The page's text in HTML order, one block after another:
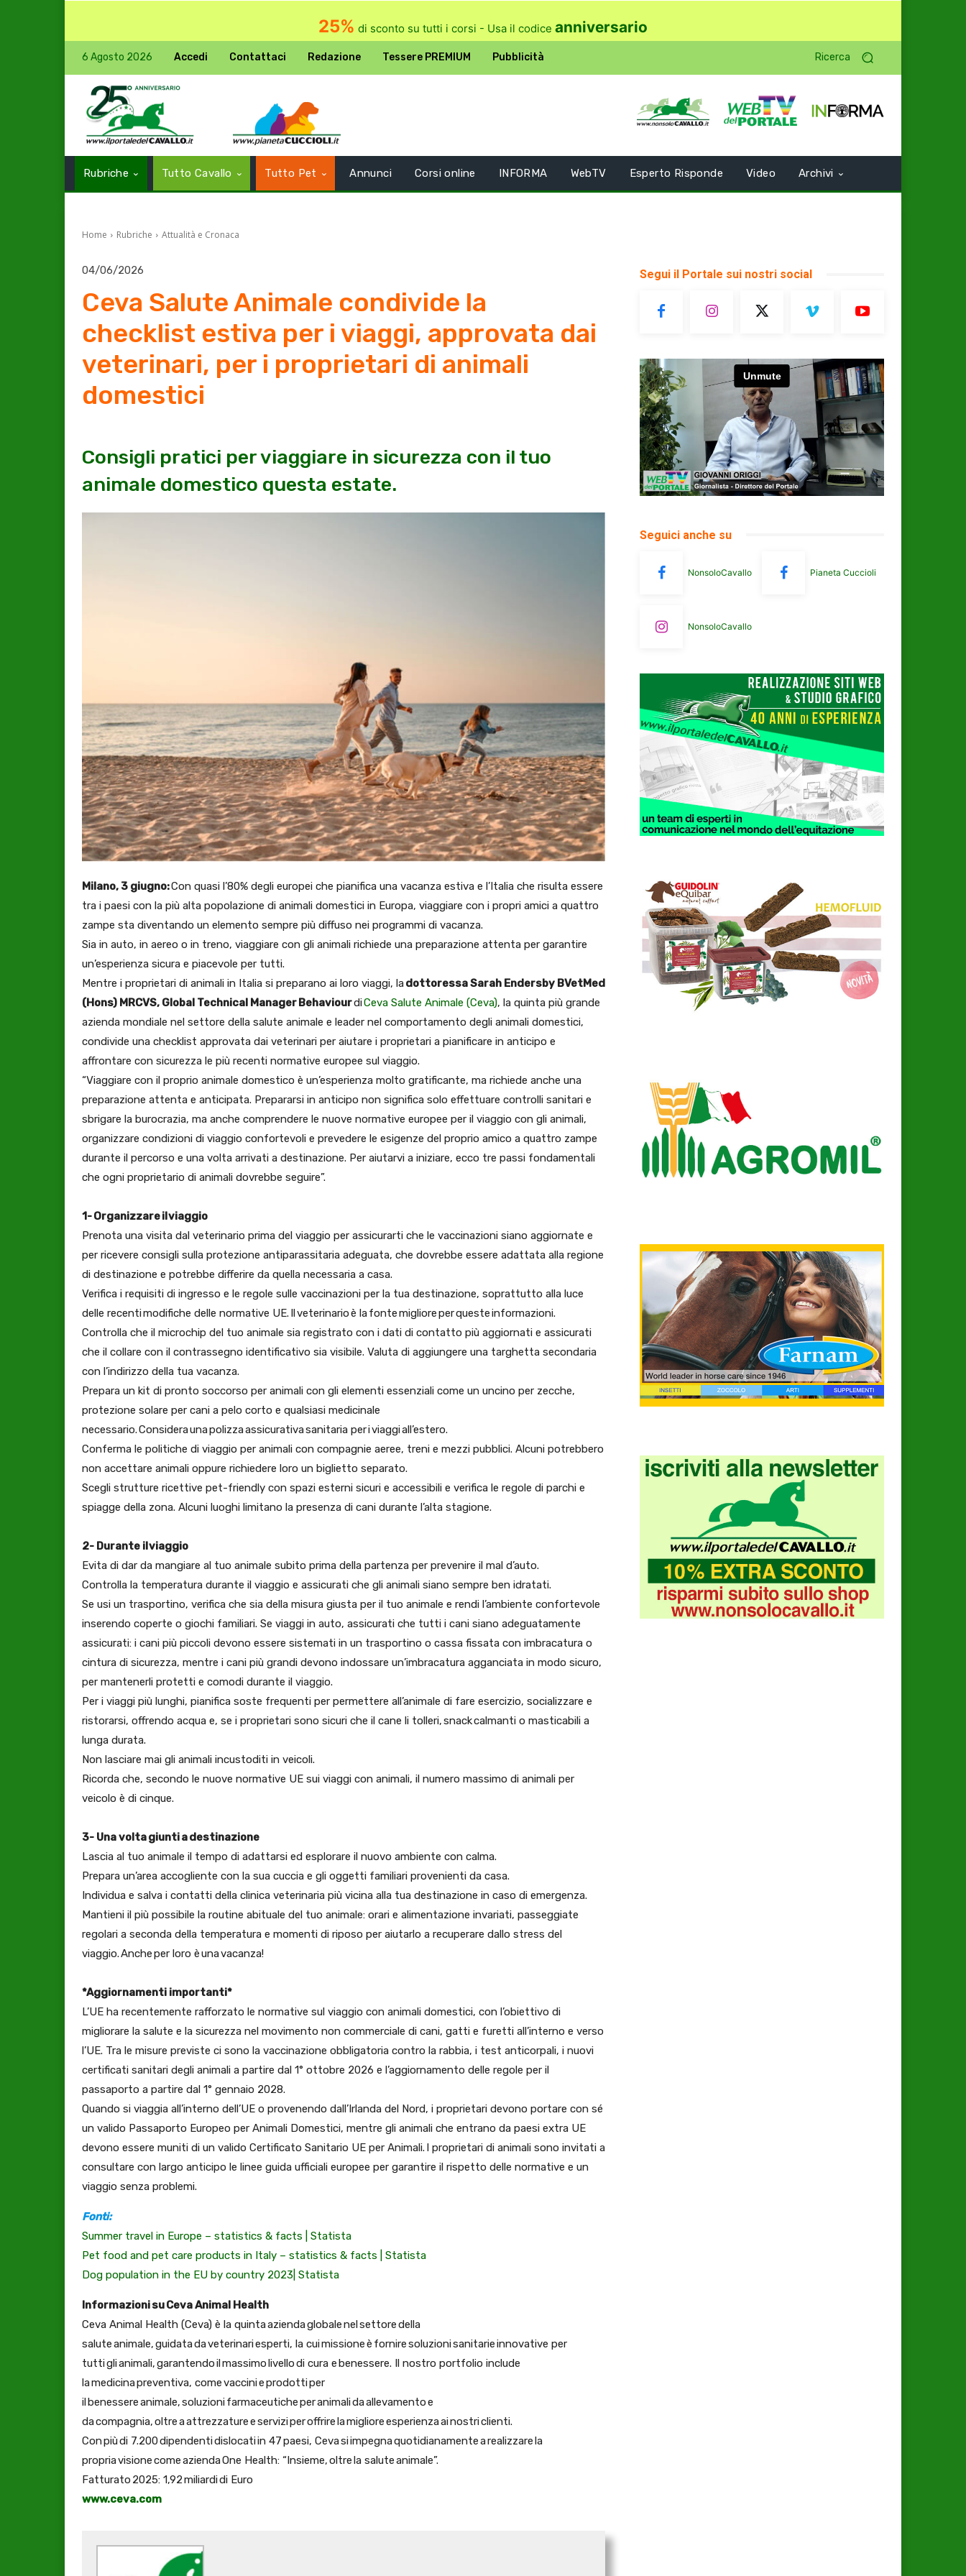
25% di sconto su tutti i corsi - Usa il codice anniversario
6 Agosto 2026 Accedi Contattaci Redazione Tessere PREMIUM Pubblicità Ricerca
Rubriche Tutto Cavallo Tutto Pet Annunci Corsi online INFORMA WebTV Esperto Risponde Video Archivi
Home Rubriche Attualità e Cronaca
04/06/2026
Ceva Salute Animale condivide la
checklist estiva per i viaggi, approvata dai
veterinari, per i proprietari di animali
domestici
Consigli pratici per viaggiare in sicurezza con il tuo
animale domestico questa estate.
Milano, 3 giugno:Con quasi l’80% degli europei che pianifica una vacanza estiva e l’Italia che risulta essere
tra i paesi con la più alta popolazione di animali domestici in Europa, viaggiare con i propri amici a quattro
zampe sta diventando un elemento sempre più diffuso nei programmi di vacanza.
Sia in auto, in aereo o in treno, viaggiare con gli animali richiede una preparazione attenta per garantire
un’esperienza sicura e piacevole per tutti.
Mentre i proprietari di animali in Italia si preparano ai loro viaggi, ladottoressa Sarah Endersby BVetMed
(Hons) MRCVS, Global Technical Manager BehaviourdiCeva Salute Animale (Ceva), la quinta più grande
azienda mondiale nel settore della salute animale e leader nel comportamento degli animali domestici,
condivide una checklist approvata dai veterinari per aiutare i proprietari a pianificare in anticipo e
affrontare con sicurezza le più recenti normative europee sul viaggio.
“Viaggiare con il proprio animale domestico è un’esperienza molto gratificante, ma richiede anche una
preparazione attenta e anticipata. Prepararsi in anticipo non significa solo effettuare controlli sanitari e
sbrigare la burocrazia, ma anche comprendere le nuove normative europee per il viaggio con gli animali,
organizzare condizioni di viaggio confortevoli e prevedere le esigenze del proprio amico a quattro zampe
durante il percorso e una volta arrivati a destinazione. Per aiutarvi a iniziare, ecco tre passi fondamentali
che ogni proprietario di animali dovrebbe seguire”.
1- Organizzare il viaggio
Prenota una visita dal veterinario prima del viaggio per assicurarti che le vaccinazioni siano aggiornate e
per ricevere consigli sulla protezione antiparassitaria adeguata, che dovrebbe essere adattata alla regione
di destinazione e potrebbe differire da quella necessaria a casa.
Verifica i requisiti di ingresso e le regole sulle vaccinazioni per la tua destinazione, soprattutto alla luce
delle recenti modifiche delle normative UE. Il veterinario è la fonte migliore per queste informazioni.
Controlla che il microchip del tuo animale sia registrato con i dati di contatto più aggiornati e assicurati
che il collare con il contrassegno identificativo sia visibile. Valuta di aggiungere una targhetta secondaria
con l’indirizzo della tua vacanza.
Prepara un kit di pronto soccorso per animali con gli elementi essenziali come un uncino per zecche,
protezione solare per cani a pelo corto e qualsiasi medicinale
necessario. Considera una polizza assicurativa sanitaria per i viaggi all’estero.
Conferma le politiche di viaggio per animali con compagnie aeree, treni e mezzi pubblici. Alcuni potrebbero
non accettare animali oppure richiedere loro un biglietto separato.
Scegli strutture ricettive pet-friendly con spazi esterni sicuri e accessibili e verifica le regole di parchi e
spiagge della zona. Alcuni luoghi limitano la presenza di cani durante l’alta stagione.
2- Durante il viaggio
Evita di dar da mangiare al tuo animale subito prima della partenza per prevenire il mal d’auto.
Controlla la temperatura durante il viaggio e assicurati che gli animali siano sempre ben idratati.
Se usi un trasportino, verifica che sia della misura giusta per il tuo animale e rendi l’ambiente confortevole
inserendo coperte o giochi familiari. Se viaggi in auto, assicurati che tutti i cani siano adeguatamente
assicurati: i cani più piccoli devono essere sistemati in un trasportino o cassa fissata con imbracatura o
cintura di sicurezza, mentre i cani più grandi devono indossare un’imbracatura agganciata in modo sicuro,
per mantenerli protetti e comodi durante il viaggio.
Per i viaggi più lunghi, pianifica soste frequenti per permettere all’animale di fare esercizio, socializzare e
ristorarsi, offrendo acqua e, se i proprietari sono sicuri che il cane li tolleri, snack calmanti o masticabili a
lunga durata.
Non lasciare mai gli animali incustoditi in veicoli.
Ricorda che, secondo le nuove normative UE sui viaggi con animali, il numero massimo di animali per
veicolo è di cinque.
3- Una volta giunti a destinazione
Lascia al tuo animale il tempo di adattarsi ed esplorare il nuovo ambiente con calma.
Prepara un’area accogliente con la sua cuccia e gli oggetti familiari provenienti da casa.
Individua e salva i contatti della clinica veterinaria più vicina alla tua destinazione in caso di emergenza.
Mantieni il più possibile la routine abituale del tuo animale: orari e alimentazione invariati, passeggiate
regolari a seconda della temperatura e momenti di riposo per aiutarlo a recuperare dallo stress del
viaggio. Anche per loro è una vacanza!
*Aggiornamenti importanti*
L’UE ha recentemente rafforzato le normative sul viaggio con animali domestici, con l’obiettivo di
migliorare la salute e la sicurezza nel movimento non commerciale di cani, gatti e furetti all’interno e verso
l’UE. Tra le misure previste ci sono la vaccinazione obbligatoria contro la rabbia, i test anticorpali, i nuovi
certificati sanitari degli animali a partire dal 1° ottobre 2026 e l’aggiornamento delle regole per il
passaporto a partire dal 1° gennaio 2028.
Quando si viaggia all’interno dell’UE o provenendo dall’Irlanda del Nord, i proprietari devono portare con sé
un valido Passaporto Europeo per Animali Domestici, mentre gli animali che entrano da paesi extra UE
devono essere muniti di un valido Certificato Sanitario UE per Animali. I proprietari di animali sono invitati a
consultare con largo anticipo le linee guida ufficiali europee per garantire il rispetto delle normative e un
viaggio senza problemi.
Fonti:
Summer travel in Europe – statistics & facts | Statista
Pet food and pet care products in Italy – statistics & facts | Statista
Dog population in the EU by country 2023| Statista
Informazioni su Ceva Animal Health
Ceva Animal Health (Ceva) è la quinta azienda globale nel settore della
salute animale, guidata da veterinari esperti, la cui missione è fornire soluzioni sanitarie innovative per
tutti gli animali, garantendo il massimo livello di cura e benessere. Il nostro portfolio include
la medicina preventiva, come vaccini e prodotti per
il benessere animale, soluzioni farmaceutiche per animali da allevamento e
da compagnia, oltre a attrezzature e servizi per offrire la migliore esperienza ai nostri clienti.
Con più di 7.200 dipendenti dislocati in 47 paesi, Ceva si impegna quotidianamente a realizzare la
propria visione come azienda One Health: “Insieme, oltre la salute animale”.
Fatturato 2025: 1,92 miliardi di Euro
www.ceva.com
Segui il Portale sui nostri social
Seguici anche su
NonsoloCavallo Pianeta Cuccioli
NonsoloCavallo